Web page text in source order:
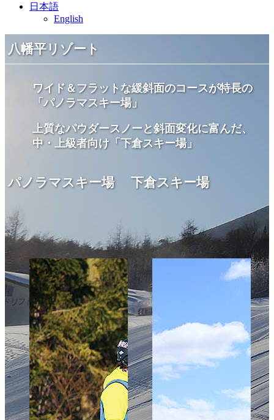
日本語
English
八幡平リゾート
ワイド＆フラットな緩斜面のコースが特長の
「パノラマスキー場」
上質なパウダースノーと斜面変化に富んだ、
中・上級者向け「下倉スキー場」
パノラマスキー場 下倉スキー場